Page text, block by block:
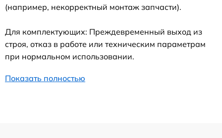
(например, некорректный монтаж запчасти).
Для комплектующих: Преждевременный выход из
строя, отказ в работе или техническим параметрам
при нормальном использовании.
Показать полностью